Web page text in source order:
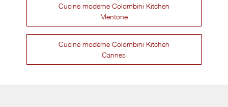
Cucine moderne Colombini Kitchen
Mentone
Cucine moderne Colombini Kitchen
Cannes